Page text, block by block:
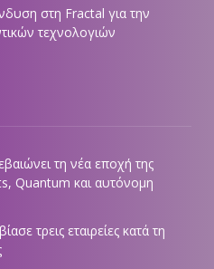
στη Fractal για την
τεχνολογιών
τη νέα εποχή της
Quantum και αυτόνομη
τρεις εταιρείες κατά τη